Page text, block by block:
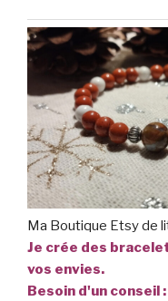
Ma Boutique Etsy de
Je crée des
vos envies.
Besoin d'un conseil :